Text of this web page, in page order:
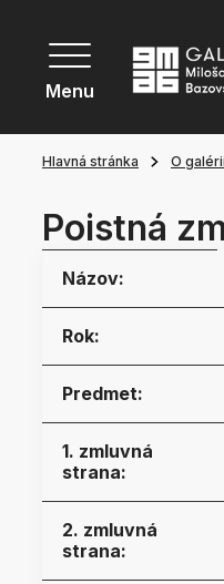
Menu
Hlavná stránka O galérii
Poistná
Názov:
Rok:
Predmet:
1. zmluvná
strana:
2. zmluvná
strana: